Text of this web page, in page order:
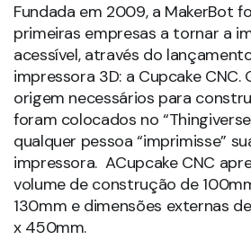
Fundada em 2009, a MakerBot
primeiras empresas a tornar a
acessível, através do
impressora 3D: a Cupcake CNC.
origem necessários para
foram colocados no
qualquer pessoa “imprimisse”
impressora. ACupcake CNC
volume de construção de
130mm e dimensões externas
x 450mm.